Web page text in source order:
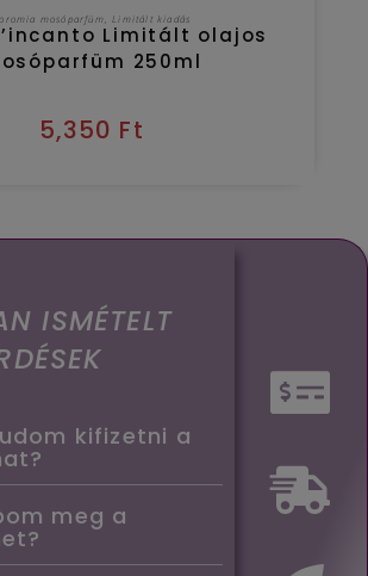
OLVASOM
mosóparfüm,Limitált kiadás
Limitált olajos
250ml
5,350 Ft
ISMÉTELT
kifizetni a
meg a